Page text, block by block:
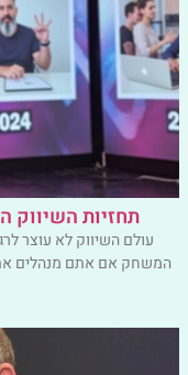
תחזיות השיווק
עולם השיווק לא עוצר
המשחק אם אתם מנהלים את